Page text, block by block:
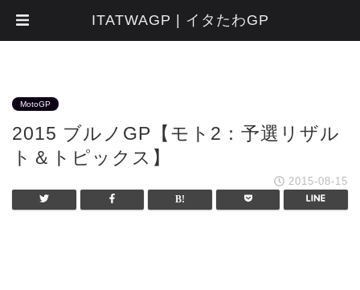
MotoGP
2015 ブルノGP【モト2：予選リザル
ト＆トピックス】
2015-08-15
ITATWAGP | イタたわGP